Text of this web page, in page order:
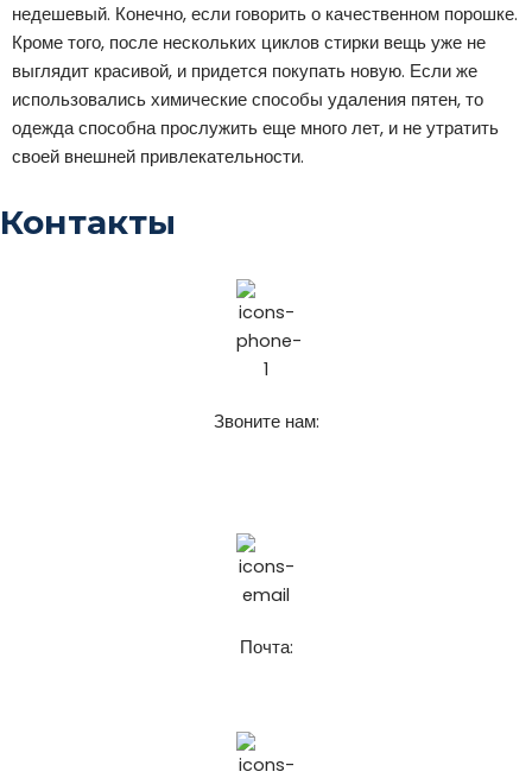
недешевый. Конечно, если говорить о качественном порошке.
Кроме того, после нескольких циклов стирки вещь уже не
выглядит красивой, и придется покупать новую. Если же
использовались химические способы удаления пятен, то
одежда способна прослужить еще много лет, и не утратить
своей внешней привлекательности.
Контакты
Звоните нам:
Почта: